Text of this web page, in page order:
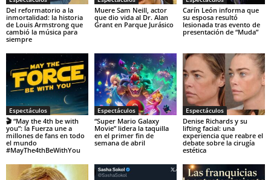
Del reformatorio a la
inmortalidad: la historia
de Louis Armstrong que
cambió la música para
siempre
Muere Sam Neill, actor
que dio vida al Dr. Alan
Grant en Parque Jurásico
Carín León informa que
su esposa resultó
lesionada tras evento de
presentación de “Muda”
Espectáculos
🎬 “May the 4th be with
you”: la Fuerza une a
millones de fans en todo
el mundo
#MayThe4thBeWithYou
Espectáculos
“Super Mario Galaxy
Movie” lidera la taquilla
en el primer fin de
semana de abril
Espectáculos
Denise Richards y su
lifting facial: una
experiencia que reabre el
debate sobre la cirugía
estética